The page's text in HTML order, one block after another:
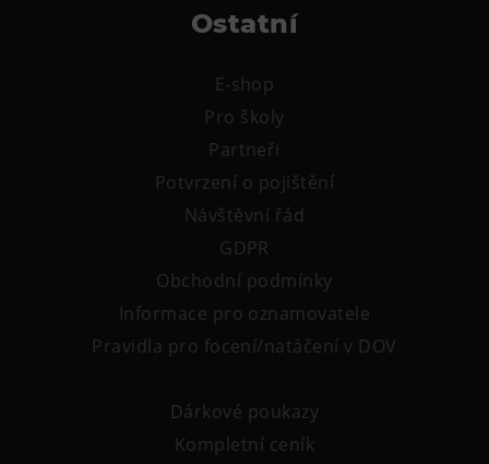
Ostatní
E-shop
Pro školy
Partneři
Potvrzení o pojištění
Návštěvní řád
GDPR
Obchodní podmínky
Informace pro oznamovatele
Pravidla pro focení/natáčení v DOV
Dárkové poukazy
Kompletní ceník